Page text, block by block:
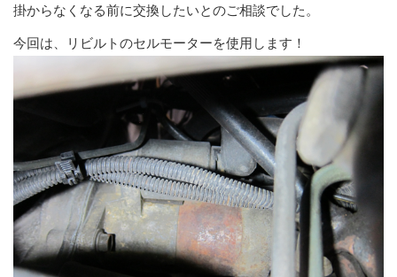
掛からなくなる前に交換したいとのご相談でした。
今回は、リビルトのセルモーターを使用します！